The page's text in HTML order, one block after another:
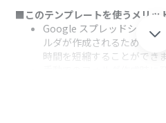
■このテンプレートを使うメリッ
Google スプレッドシート
ルダが作成されるため、こ
時間を短縮することができま